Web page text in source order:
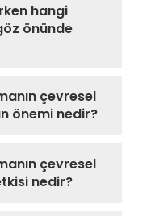
hangi
önünde
çevresel
önemi nedir?
çevresel
nedir?